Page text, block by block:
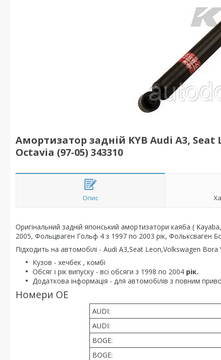
Амортизатор задній KYB Audi A3,
Octavia (97-05) 343310
Опис
Оригінальний задній японський амортизатори каяба (
2005, Фольцваген Гольф 4 з 1997 по 2003 рік, Фольксваген
Підходить на автомобілі - Audi A3,Seat Leon,Volkswagen
Кузов - хечбек , комбі
Обсяг і рік випуску - всі обсяги з 1998 по 2004 рік.
Додаткова інформація - для автомобілів з повним
Номери OE
AUDI:
AUDI:
BOGE:
BOGE: